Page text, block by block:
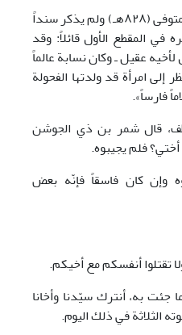
وطلب الإمام7 ذكره ابن عنبة المتوفى (٨٢٨هـ) ولم يذكر سنداً
في المقطع الأول قائلاً: وقد
المؤمنين عليًّا7 قال لأخيه عقيل ـ وكان نسابة عالماً
إلى امرأة قد ولدتها الفحولة
فارساً».
قال شمر بن ذي الجوشن
فلم يجيبوه.
أجيبوه وإن كان فاسقاً فإنّه بعض
تقتلوا أنفسكم مع أخيكم.
جئت به، أنترك سيّدنا وأخانا
الثلاثة في ذلك اليوم.